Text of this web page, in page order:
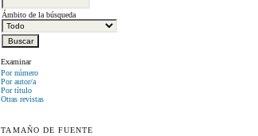
Ámbito de la búsqueda
Examinar
Por número
Por autor/a
Por título
Otras revistas
TAMAÑO DE FUENTE